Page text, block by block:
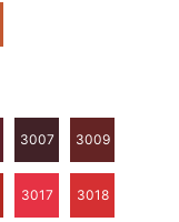
3007 3009
3017 3018